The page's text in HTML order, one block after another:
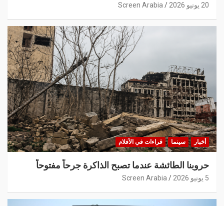
20 يونيو 2026 Screen Arabia
أخبار سينما قراءات في الأفلام
حروبنا الطائشة عندما تصبح الذاكرة جرحاً مفتوحاً
5 يونيو 2026 Screen Arabia